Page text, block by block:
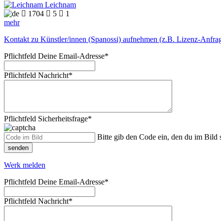
Leichnam
 1704  5  1
mehr
Kontakt zu Künstler/innen (Spanossi) aufnehmen (z.B. Lizenz-
Pflichtfeld Deine Email-Adresse*
Pflichtfeld Nachricht*
Pflichtfeld Sicherheitsfrage*
Bitte gib den Code ein, den du im Bild
senden
Werk melden
Pflichtfeld Deine Email-Adresse*
Pflichtfeld Nachricht*